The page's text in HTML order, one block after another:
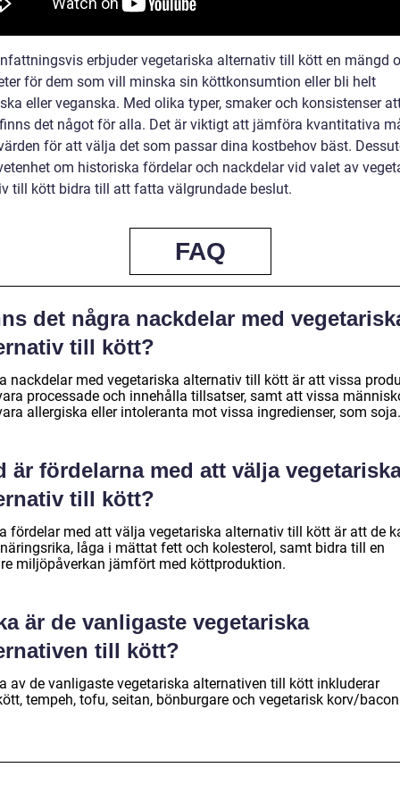
erbjuder vegetariska alternativ till kött en mängd
för dem som vill minska sin köttkonsumtion eller bli helt
eller veganska. Med olika typer, smaker och konsistenser
det något för alla. Det är viktigt att jämföra kvantitativa
för att välja det som passar dina kostbehov bäst.
om historiska fördelar och nackdelar vid valet av
till kött bidra till att fatta välgrundade beslut.
FAQ
det några nackdelar med
till kött?
nackdelar med vegetariska alternativ till kött är att vissa
processade och innehålla tillsatser, samt att vissa
allergiska eller intoleranta mot vissa ingredienser, som soja.
är fördelarna med att välja
till kött?
fördelar med att välja vegetariska alternativ till kött är att de
låga i mättat fett och kolesterol, samt bidra till en
miljöpåverkan jämfört med köttproduktion.
är de vanligaste vegetariska
till kött?
av de vanligaste vegetariska alternativen till kött inkluderar
tempeh, tofu, seitan, bönburgare och vegetarisk korv/